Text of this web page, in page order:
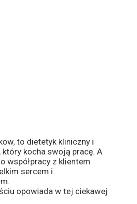
to dietetyk kliniczny i
kocha swoją pracę. A
współpracy z klientem
sercem i
opowiada w tej ciekawej